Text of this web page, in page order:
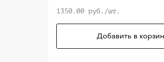
1350.00 руб./шт.
Добавить в